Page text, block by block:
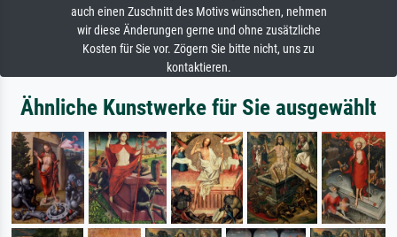
auch einen Zuschnitt des Motivs wünschen, nehmen
wir diese Änderungen gerne und ohne zusätzliche
Kosten für Sie vor. Zögern Sie bitte nicht, uns zu
kontaktieren.
Ähnliche Kunstwerke für Sie ausgewählt